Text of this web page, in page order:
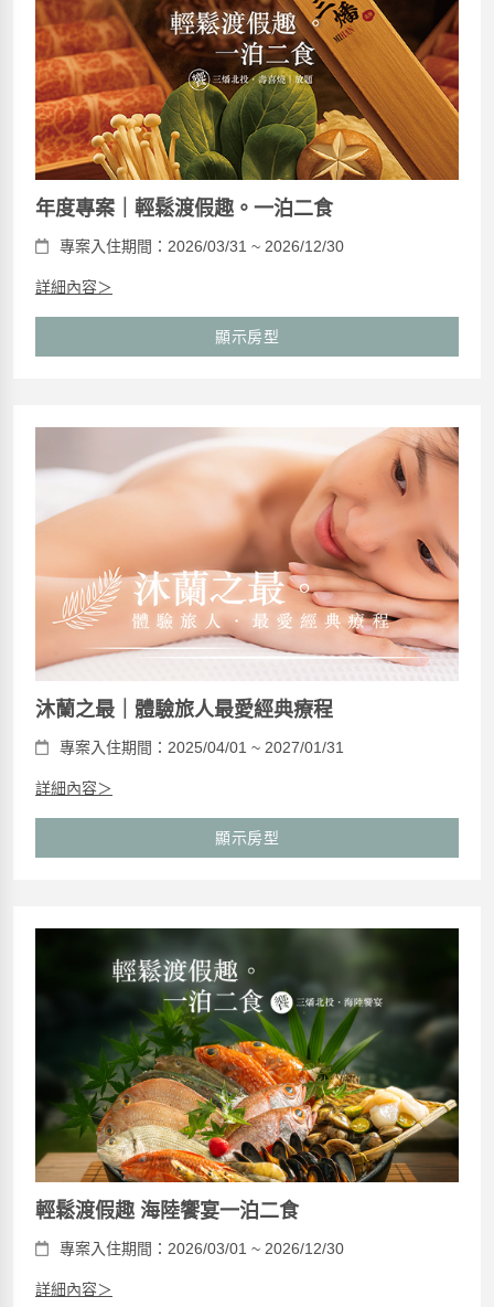
年度專案｜輕鬆渡假趣。一泊二食
專案入住期間：2026/03/31 ~ 2026/12/30
詳細內容＞
顯示房型
沐蘭之最｜體驗旅人最愛經典療程
專案入住期間：2025/04/01 ~ 2027/01/31
詳細內容＞
顯示房型
輕鬆渡假趣 海陸饗宴一泊二食
專案入住期間：2026/03/01 ~ 2026/12/30
詳細內容＞